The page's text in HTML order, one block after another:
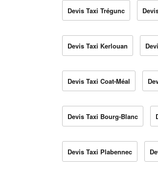
Devis Taxi Trégunc
Devis Taxi Kerlouan
Devis Taxi Coat-Méal
Devis Taxi Bourg-Blanc
Devis Taxi Plabennec